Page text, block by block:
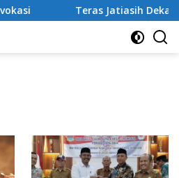
Teras Jatiasih Dekatkan